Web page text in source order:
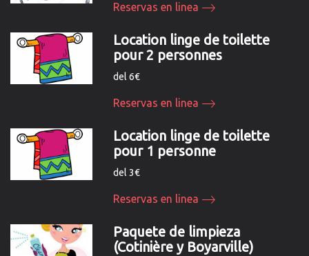
Reservas en linea
Location linge de toilette
pour 2 personnes
del 6€
Reservas en linea
Location linge de toilette
pour 1 personne
del 3€
Reservas en linea
Paquete de limpieza
(Cotinière y Boyarville)